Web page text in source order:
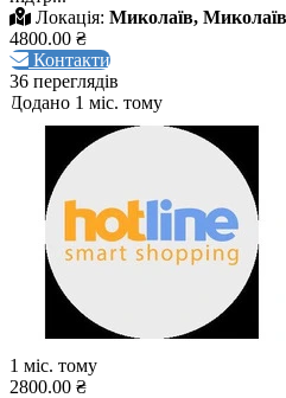
Локація: Миколаїв,
4800.00 ₴
Контакти
36 переглядів
Додано 1 міс. тому
1 міс. тому
2800.00 ₴